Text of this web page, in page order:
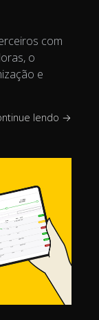
com
o
e
lendo →